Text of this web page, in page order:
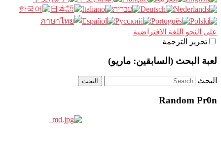
على النحو اللغة الافتراضية
تحرير الترجمة
لعبة البحث (السابقين: ماريو)
البحث
Random Pr0n